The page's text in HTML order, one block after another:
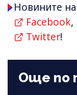
Новините
Facebook,
Twitter!
Още по